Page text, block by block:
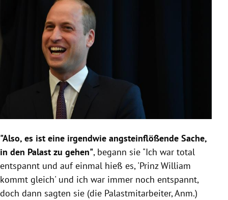
"Also, es ist eine irgendwie angsteinflößende Sache,
in den Palast zu gehen", begann sie "Ich war total
entspannt und auf einmal hieß es, 'Prinz William
kommt gleich' und ich war immer noch entspannt,
doch dann sagten sie (die Palastmitarbeiter, Anm.)